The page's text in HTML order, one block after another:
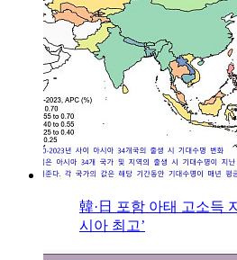
韓·日 포함 아태 고소득
시아 최고’